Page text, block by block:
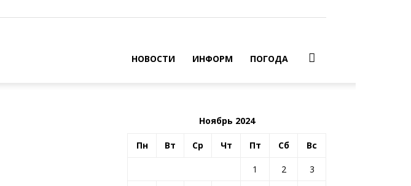
НОВОСТИ ИНФОРМ ПОГОДА
Ноябрь 2024
Пн Вт Ср Чт Пт Сб Вс
1 2
3